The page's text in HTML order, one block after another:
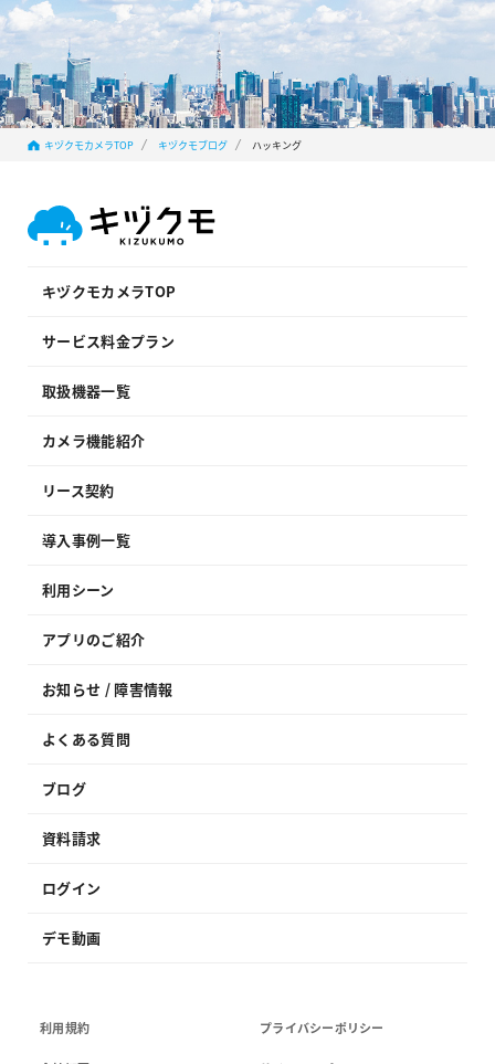
キヅクモカメラTOP キヅクモブログ ハッキング
キヅクモカメラTOP
サービス料金プラン
取扱機器一覧
カメラ機能紹介
リース契約
導入事例一覧
利用シーン
アプリのご紹介
お知らせ / 障害情報
よくある質問
ブログ
資料請求
ログイン
デモ動画
利用規約 プライバシーポリシー